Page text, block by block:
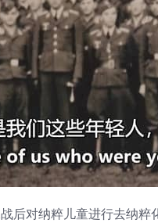
后对纳粹儿童进行去纳